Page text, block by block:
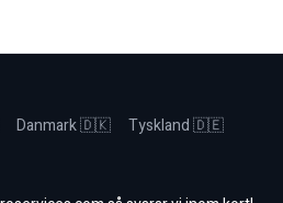
Danmark 🇩🇰 Tyskland 🇩🇪